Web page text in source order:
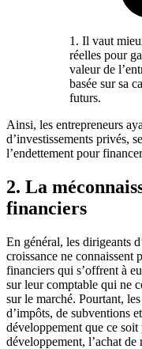
1. Il vaut
réelles pour
valeur de
basée sur sa
futurs.
Ainsi, les entrepreneurs
d’investissements privés,
l’endettement pour
2. La
financiers
En général, les dirigeants
croissance ne connaissent
financiers qui s’offrent à
sur leur comptable qui ne
sur le marché. Pourtant,
d’impôts, de subventions
développement que ce
développement, l’achat